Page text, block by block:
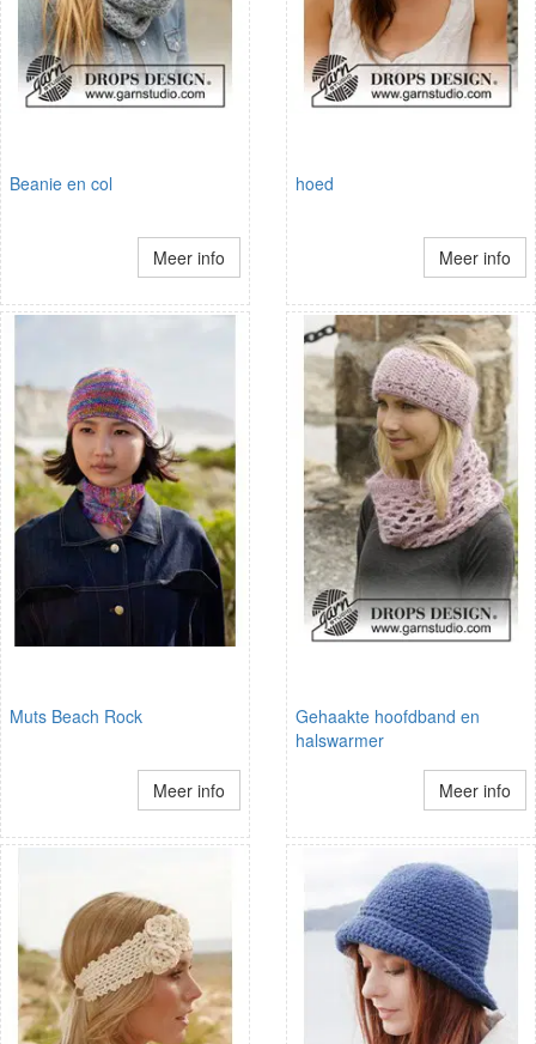
Beanie en col
Meer info
hoed
Meer info
Muts Beach Rock
Meer info
Gehaakte hoofdband en
halswarmer
Meer info